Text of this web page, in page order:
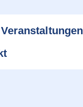
Veranstaltungen